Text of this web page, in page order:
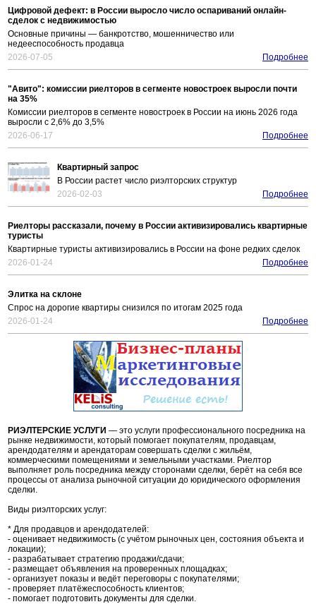
Цифровой дефект: в России выросло число оспариваний онлайн-
сделок с недвижимостью
Основные причины — банкротство, мошенничество или
недееспособность продавца
2026-07-05
Подробнее
"Авито": комиссии риелторов в сегменте новостроек выросли почти
на 35%
Комиссии риелторов в сегменте новостроек в России на июнь 2026 года
выросли с 2,6% до 3,5%
2026-06-17
Подробнее
Квартирный запрос
В России растет число риэлторских структур
2026-02-03
Подробнее
Риелторы рассказали, почему в России активизировались квартирные
туристы
Квартирные туристы активизировались в России на фоне редких сделок
2026-01-24
Подробнее
Элитка на склоне
Спрос на дорогие квартиры снизился по итогам 2025 года
2026-01-24
Подробнее
РИЭЛТЕРСКИЕ УСЛУГИ — это услуги профессионального посредника на
рынке недвижимости, который помогает покупателям, продавцам,
арендодателям и арендаторам совершать сделки с жильём,
коммерческими помещениями и земельными участками. Риелтор
выполняет роль посредника между сторонами сделки, берёт на себя все
процессы от анализа рыночной ситуации до юридического оформления
сделки.
Виды риэлторских услуг:
* Для продавцов и арендодателей:
- оценивает недвижимость (с учётом рыночных цен, состояния объекта и
локации);
- разрабатывает стратегию продажи/сдачи;
- размещает объявления на проверенных площадках;
- организует показы и ведёт переговоры с покупателями;
- проверяет платёжеспособность клиентов;
- помогает подготовить документы для сделки.